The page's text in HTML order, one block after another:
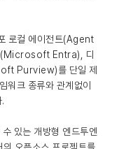
로컬 에이전트(Agent
Entra), 디
Purview)를 단일 제
워크 종류와 관계없이
있는 개방형 엔드투엔